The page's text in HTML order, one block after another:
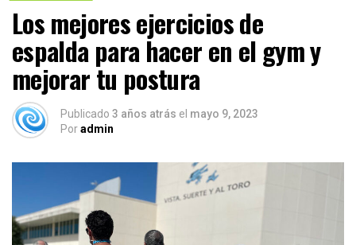
Los mejores ejercicios de
espalda para hacer en el gym y
mejorar tu postura
Publicado 3 años atrás el mayo 9, 2023
Poradmin